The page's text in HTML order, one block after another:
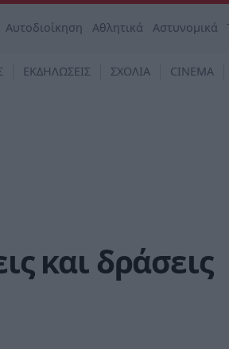
Αυτοδιοίκηση Αθλητικά Αστυνομικά
ΕΚΔΗΛΩΣΕΙΣ ΣΧΟΛΙΑ CINEMA
και δράσεις